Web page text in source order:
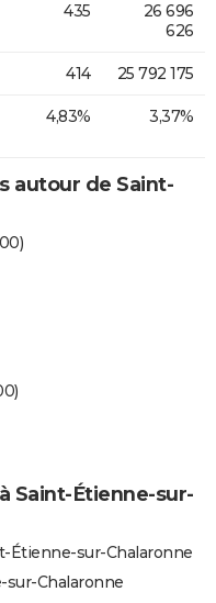
435
26 696
626
414 25 792 175
4,83% 3,37%
autour de Saint-
Saint-Étienne-sur-
Étienne-sur-Chalaronne
sur-Chalaronne